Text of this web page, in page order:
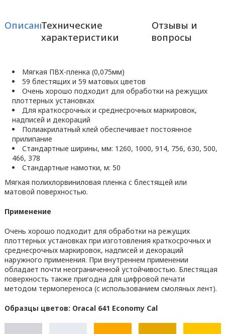
ОписаниеТехнические
характеристики
Отзывы и
вопросы
Мягкая ПВХ-пленка (0,075мм)
59 блестящих и 59 матовых цветов
Очень хорошо подходит для обработки на режущих
плоттерных установках
Для краткосрочных и среднесрочных маркировок,
надписей и декораций
Полиакрилатный клей обеспечивает постоянное
прилипание
Стандартные ширины, мм: 1260, 1000, 914, 756, 630, 500,
466, 378
Стандартные намотки, м: 50
Мягкая полихлорвиниловая пленка с блестящей или
матовой поверхностью.
Применение
Очень хорошо подходит для обработки на режущих
плоттерных установках при изготовления краткосрочных и
среднесрочных маркировок, надписей и декораций
наружного применения. При внутреннем применении
обладает почти неограниченной устойчивостью. Блестящая
поверхность также пригодна для цифровой печати
методом термопереноса (с использованием смоляных лент).
Образцы цветов: Oracal 641 Economy Cal